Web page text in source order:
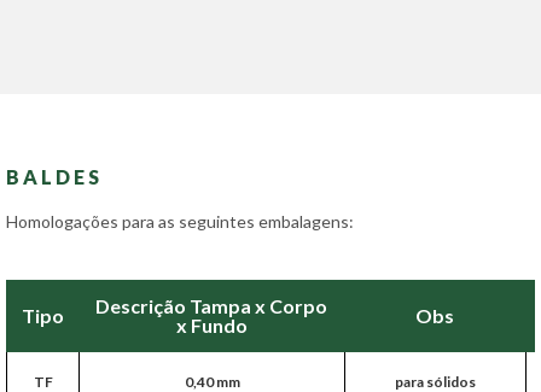
BALDES
Homologações para as seguintes embalagens:
Tipo
Descrição Tampa x Corpo
x Fundo
Obs
TF 0,40 mm para sólidos